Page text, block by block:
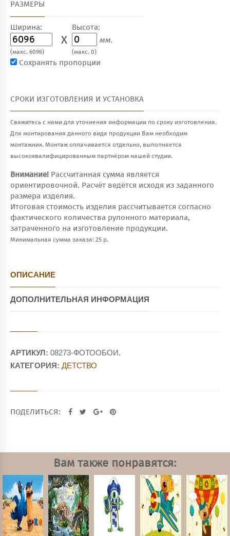
РАЗМЕРЫ
Ширина:
X
(макс. 6096)
Высота:
мм.
(макс. 0)
Сохранять пропорции
СРОКИ ИЗГОТОВЛЕНИЯ И УСТАНОВКА
Свяжитесь с нами для уточнения информации по сроку изготовления.
Для монтирования данного вида продукции Вам необходим
монтажник. Монтаж оплачивается отдельно, выполняется
высококвалифицированным партнёром нашей студии.
Внимание! Рассчитанная сумма является
ориентировочной. Расчёт ведётся исходя из заданного
размера изделия.
Итоговая стоимость изделия рассчитывается согласно
фактического количества рулонного материала,
затраченного на изготовление продукции.
Минимальная сумма заказа: 25 р.
ОПИСАНИЕ
ДОПОЛНИТЕЛЬНАЯ ИНФОРМАЦИЯ
АРТИКУЛ: 08273-ФОТООБОИ.
КАТЕГОРИЯ: ДЕТСТВО
ПОДЕЛИТЬСЯ:
Вам также понравятся: